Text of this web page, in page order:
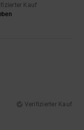
Kauf
Verifizierter Kauf